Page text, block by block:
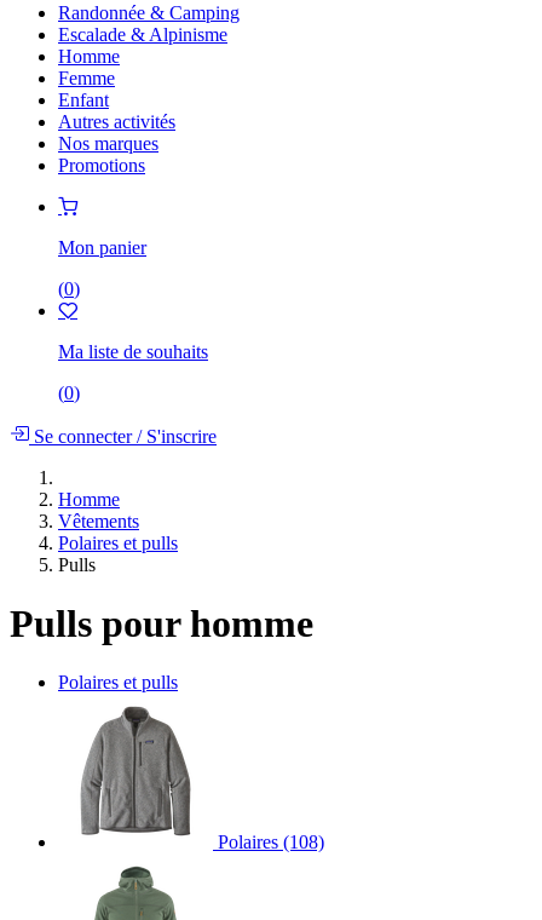
Randonnée & Camping
Escalade & Alpinisme
Homme
Femme
Enfant
Autres activités
Nos marques
Promotions
Mon panier
(0)
Ma liste de souhaits
(0)
Se connecter/S'inscrire
Homme
Vêtements
Polaires et pulls
Pulls
Pulls pour homme
Polaires et pulls
Polaires (108)